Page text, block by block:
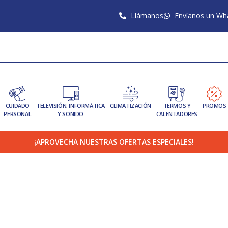
Llámanos Envíanos un
CUIDADO
PERSONAL
TELEVISIÓN, INFORMÁTICA
Y SONIDO
CLIMATIZACIÓN
TERMOS Y
CALENTADORES
PROMOS
¡APROVECHA NUESTRAS OFERTAS ESPECIALES!